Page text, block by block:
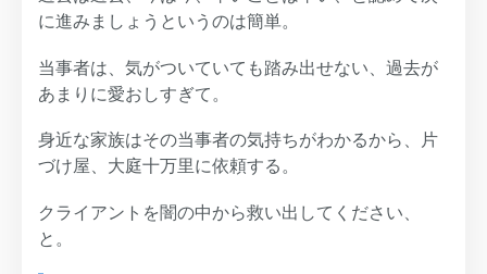
に進みましょうというのは簡単。
当事者は、気がついていても踏み出せない、過去が
あまりに愛おしすぎて。
身近な家族はその当事者の気持ちがわかるから、片
づけ屋、大庭十万里に依頼する。
クライアントを闇の中から救い出してください、
と。